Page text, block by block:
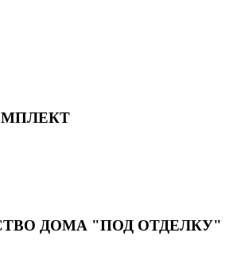
ДОМА "ПОД ОТДЕЛКУ"